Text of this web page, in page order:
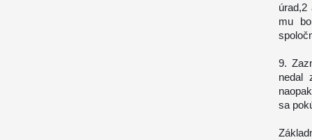
úrad,2
mu
9.
nedal
sa